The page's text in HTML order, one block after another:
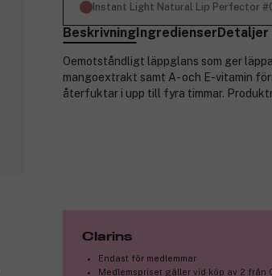
Instant Light Natural Lip Perfector
BeskrivningIngredienserDetaljer
Oemotståndligt läppglans som ger
mangoextrakt samt A- och E-vitamin
återfuktar i upp till fyra timmar.
Clarins
Endast för medlemmar
Medlemspriset gäller vid köp av 2 från